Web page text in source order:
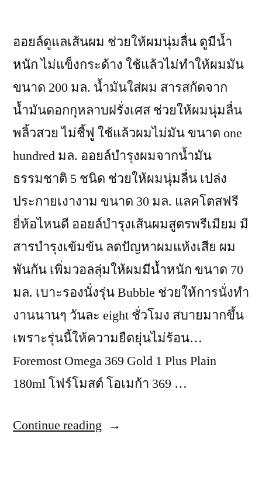
ไหน
ดี
ที่สุด
ปี
2023
»
Greatest
Evaluate”
ออยล์ดูแลเส้นผม ช่วยให้ผมนุ่มลื่น ดูมีน้ำ
หนัก ไม่แข็งกระด้าง ใช้แล้วไม่ทำให้ผมมัน
ขนาด 200 มล. น้ำมันใส่ผม สารสกัดจาก
น้ำมันดอกกุหลาบฝรั่งเศส ช่วยให้ผมนุ่มลื่น
พลิ้วสวย ไม่ชี้ฟู ใช้แล้วผมไม่มัน ขนาด one
hundred มล. ออยล์บำรุงผมจากน้ำมัน
ธรรมชาติ 5 ชนิด ช่วยให้ผมนุ่มลื่น เปล่ง
ประกายเงางาม ขนาด 30 มล. แลคโตสฟรี
ยี่ห้อไหนดี ออยล์บำรุงเส้นผมสูตรพรีเมียม มี
สารบำรุงเข้มข้น ลดปัญหาผมแห้งเสีย ผม
พันกัน เพิ่มวอลลุ่มให้ผมมีน้ำหนัก ขนาด 70
มล. เบาะรองนั่งรุ่น Bubble ช่วยให้การนั่งทำ
งานนานๆ วันละ eight ชั่วโมง สบายมากขึ้น
เพราะรุ่นนี้ให้ความยืดยุ่นไม่ร้อน…
Foremost Omega 369 Gold 1 Plus Plain
180ml โฟร์โมสต์ โอเมก้า 369 …
Continue reading “นม